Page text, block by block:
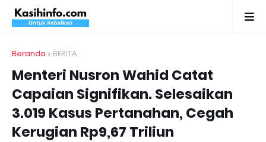
Beranda BERITA
Menteri Nusron Wahid Catat
Capaian Signifikan. Selesaikan
3.019 Kasus Pertanahan, Cegah
Kerugian Rp9,67 Triliun